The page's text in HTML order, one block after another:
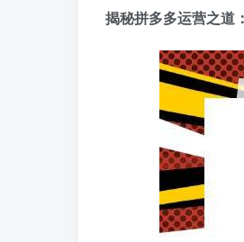
揭秘拼多多运营之道